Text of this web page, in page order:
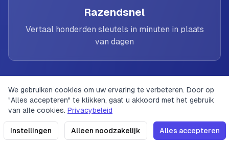
Razendsnel
Vertaal honderden sleutels in minuten in plaats
van dagen
100+ Talen
PrijzenPrivacybeleidServicevoorwaardenContact
2023 LinguaFlow. Alle rechten
voorbehouden.
Versie: v0.1.17( 21. 06. 2026
We gebruiken cookies om uw ervaring te verbeteren. Door op
"Alles accepteren" te klikken, gaat u akkoord met het gebruik
van alle cookies. Privacybeleid
Instellingen Alleen noodzakelijk Alles accepteren